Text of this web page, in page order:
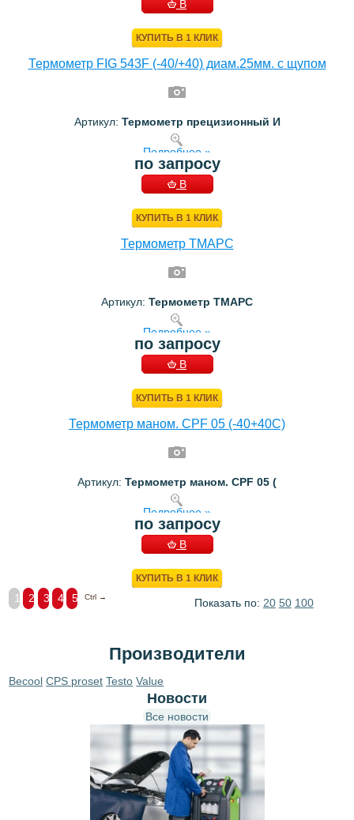
В
КУПИТЬ В 1 КЛИК
Термометр FIG 543F (-40/+40) диам.25мм. с щупом
Артикул: Термометр прецизионный И
Подробнее »
по запросу
В
КУПИТЬ В 1 КЛИК
Термометр TMAPC
Артикул: Термометр TMAPC
Подробнее »
по запросу
В
КУПИТЬ В 1 КЛИК
Термометр маном. CPF 05 (-40+40C)
Артикул: Термометр маном. CPF 05 (
Подробнее »
по запросу
В
КУПИТЬ В 1 КЛИК
1 2 3 4 5 Ctrl → Показать по: 20 50 100
Производители
Becool CPS proset Testo Value
Новости
Все новости